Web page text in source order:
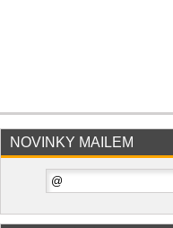
NOVINKY MAILEM